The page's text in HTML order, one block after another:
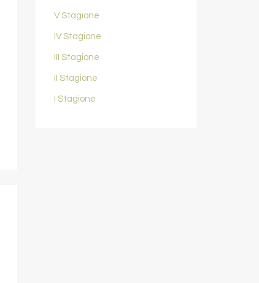
V Stagione
IV Stagione
III Stagione
II Stagione
I Stagione